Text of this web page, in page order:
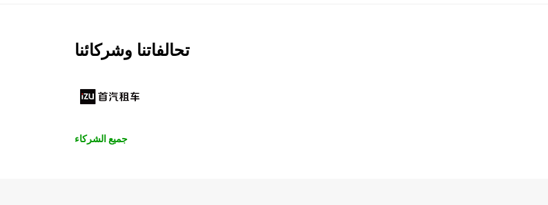
تحالفاتنا وشركائنا
جميع الشركاء